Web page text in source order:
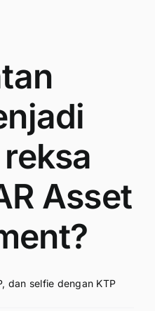
Asset
dan selfie dengan KTP